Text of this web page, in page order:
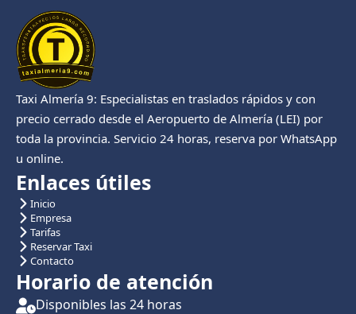
Taxi Almería 9: Especialistas en traslados rápidos y con
precio cerrado desde el Aeropuerto de Almería (LEI) por
toda la provincia. Servicio 24 horas, reserva por WhatsApp
u online.
Enlaces útiles
Inicio
Empresa
Tarifas
Reservar Taxi
Contacto
Horario de atención
Disponibles las 24 horas